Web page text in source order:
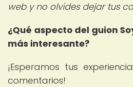
web y no olvides dejar tus
¿Qué aspecto del guion
más interesante?
¡Esperamos tus
comentarios!